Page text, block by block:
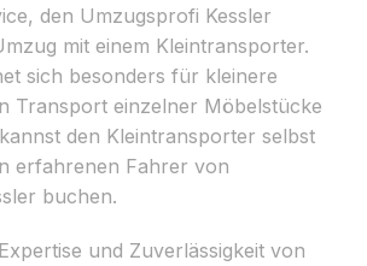
den Umzugsprofi Kessler
mit einem Kleintransporter.
sich besonders für kleinere
Transport einzelner Möbelstücke
den Kleintransporter selbst
erfahrenen Fahrer von
buchen.
und Zuverlässigkeit von